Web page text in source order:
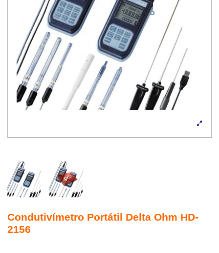
Condutivímetro Portátil Delta Ohm HD-
2156